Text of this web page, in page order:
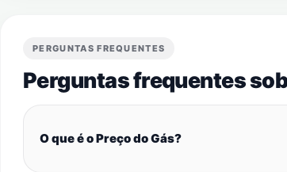
PERGUNTAS FREQUENTES
Perguntas frequentes
O que é o Preço do Gás?